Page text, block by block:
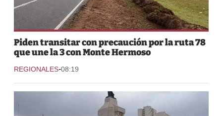
Piden transitar con precaución por la ruta 78
que une la 3 con Monte Hermoso
REGIONALES-08:19